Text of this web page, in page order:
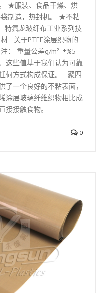
★服装、食品干燥、烘
制造，热封机。 ★不粘
氟龙玻纤布工业系列技
关于PTFE涂层织物的
： 重量公差g/m²=±%5
这些值基于我们认为可靠
何方式构成保证。 聚四
了一个良好的不粘表面，
涂层玻璃纤维织物相比成
接接触食物。
0